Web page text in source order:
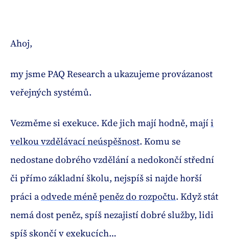
Ahoj,
my jsme PAQ Research a ukazujeme provázanost
veřejných systémů.
Vezměme si exekuce. Kde jich mají hodně, mají i
velkou vzdělávací neúspěšnost. Komu se
nedostane dobrého vzdělání a nedokončí střední
či přímo základní školu, nejspíš si najde horší
práci aodvede méně peněz do rozpočtu. Když stát
nemá dost peněz, spíš nezajistí dobré služby, lidi
spíš skončí v exekucích…